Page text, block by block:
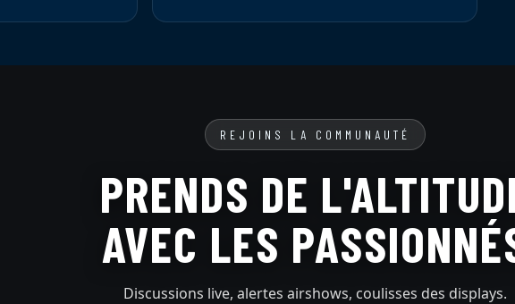
REJOINS LA COMMUNAUTÉ
PRENDS DE
AVEC LES
Discussions live, alertes airshows, coulisses des displays.